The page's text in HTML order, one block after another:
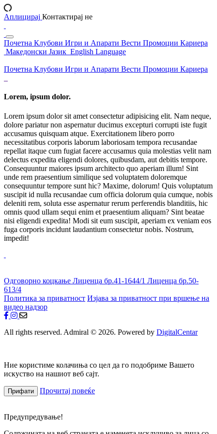
Аплицирај Контактирај не
Почетна Клубови Игри и Апарати Вести Промоции Кариера
Македонски Јазик English Language
Почетна Клубови Игри и Апарати Вести Промоции Кариера
Lorem, ipsum dolor.
Lorem ipsum dolor sit amet consectetur adipisicing elit. Nam neque,
dolore pariatur non aspernatur ducimus excepturi corrupti iste fugit
accusamus quisquam atque. Exercitationem libero porro
necessitatibus corporis laborum laboriosam tempora recusandae
repellat itaque cum fugiat facere accusamus quia molestias velit nam
delectus expedita eligendi dolores, quibusdam, aut debitis tempore.
Consequuntur maiores ipsum architecto quo aperiam illum! Sint
unde rem praesentium similique sed voluptatem doloremque
consequuntur tempore sunt hic? Maxime, dolorum! Quis voluptatum
suscipit id nulla recusandae cum officia dolorum quia cumque, nobis
deleniti rem, soluta esse aspernatur rerum perferendis blanditiis, hic
omnis quod ullam sequi enim et praesentium aliquam? Sint beatae
nisi eligendi expedita! Modi sit eum suscipit, aperiam ex veniam eos
fuga corporis incidunt laudantium consectetur nobis. Nostrum,
impedit!
Одговорно коцкање Лиценца бр.41-1644/1 Лиценца бр.50-
613/4
Политика за приватност Изјава за приватност при вршење на
видео надзор
All rights reserved. Admiral © 2026. Powered by DigitalCentar
Ние користиме колачиња со цел да го подобриме Вашето
искуство на нашиот веб сајт.
Прифати Прочитај повеќе
Предупредување!